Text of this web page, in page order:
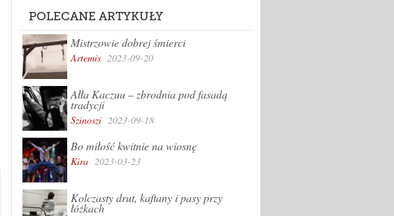
POLECANE ARTYKUŁY
Mistrzowie dobrej śmierci
Artemis 2023-09-20
Ałła Kaczuu – zbrodnia pod fasadą
tradycji
Szinoszi 2023-09-18
Bo miłość kwitnie na wiosnę
Kira 2023-03-23
Kolczasty drut, kaftany i pasy przy
łóżkach